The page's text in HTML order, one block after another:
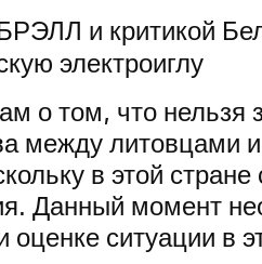
о том, что нельзя
между литовцами
в этой
Данный момент
оценке ситуации в